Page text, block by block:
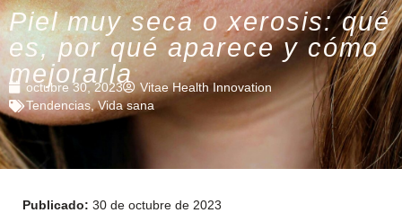
Piel muy seca o xerosis: qué
es, por qué aparece y cómo
mejorarla
octubre 30, 2023
Vitae Health Innovation
Tendencias,Vida sana
Publicado: 30 de octubre de 2023